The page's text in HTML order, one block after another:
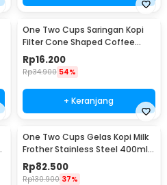
One Two Cups Saringan Kopi
Filter Cone Shaped Coffee
Dripper 1 PCS - K741
Rp16.200
Rp34.900 54%
+ Keranjang
One Two Cups Gelas Kopi Milk
Frother Stainless Steel 400ml -
WZ0011
Rp82.500
Rp130.900 37%